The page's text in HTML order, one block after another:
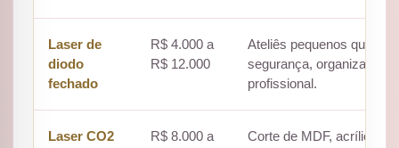
Laser de
diodo
fechado
R$ 4.000 a
R$ 12.000
Ateliês pequenos que
segurança, organização
profissional.
Laser CO2
R$ 8.000 a
Corte de MDF, acrílico,